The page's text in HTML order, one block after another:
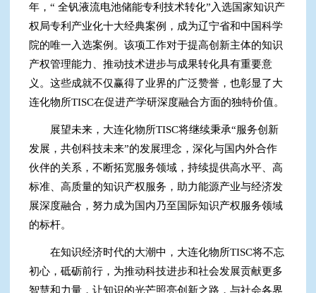
年，“ 全钒液流电池储能专利技术转化”入选国家知识产
权局专利产业化十大经典案例，成为辽宁省和中国科学
院的唯一入选案例。该项工作对于提高创新主体的知识
产权管理能力、推动技术进步与成果转化具有重要意
义。这些成就不仅赢得了业界的广泛赞誉，也彰显了大
连化物所TISC在促进产学研深度融合方面的独特价值。
展望未来，大连化物所TISC将继续秉承“服务创新
发展，共创科技未来”的发展理念，深化与国内外合作
伙伴的关系，不断拓宽服务领域，持续提供高水平、高
标准、高质量的知识产权服务，助力能源产业与经济发
展深度融合，努力成为国内乃至国际知识产权服务领域
的标杆。
在知识经济时代的大潮中，大连化物所TISC将不忘
初心，砥砺前行，为推动科技进步和社会发展贡献更多
智慧和力量，让知识的光芒照亮创新之路，与社会各界